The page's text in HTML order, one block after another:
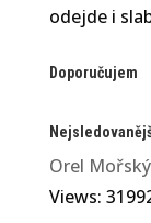
odejde i
Doporučujem
Orel
Views: